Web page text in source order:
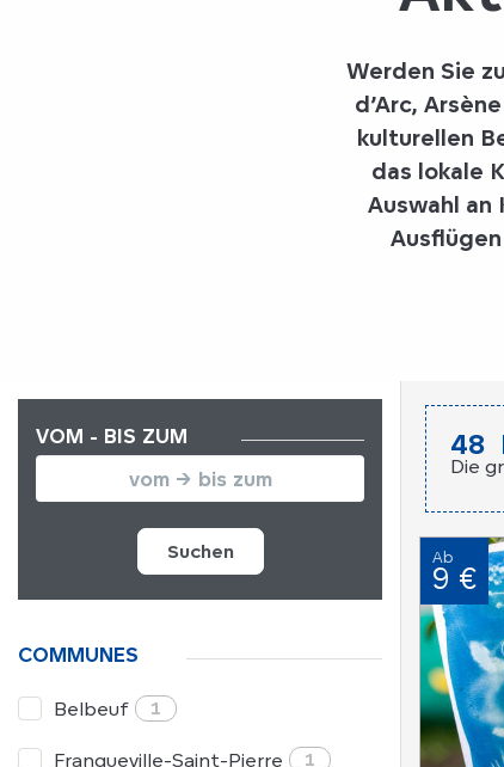
Werden Sie
d’Arc,
kulturellen
das lokale
Auswahl an
VOM - BIS ZUM
Suchen
COMMUNES
Belbeuf 1
Franqueville-Saint-Pierre 1
48
Die
Ab
9 €